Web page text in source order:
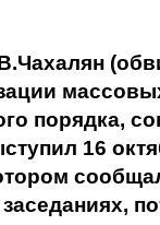
порядка,
16